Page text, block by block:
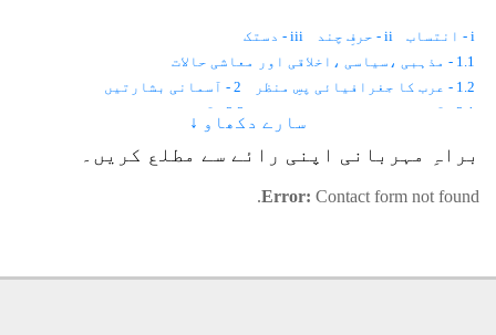
i - انتساب ii - حرفِ چند
iii - دستک
1.1 - مذہبی ،سیاسی ،اخلاقی اور معاشی حالات
1.2 - عرب کا جغرافیائی پسِ منظر
2 - آسمانی بشارتیں
2.1 - آسمانی کتابوں میں تذکرہ
2.2 - آباؤ اجداد
سارے دکھاو ↓
براہِ مہربانی اپنی رائے سے مطلع کریں۔
Error: Contact form not found.